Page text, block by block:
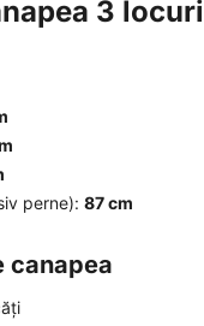
3 locuri
perne): 87 cm
canapea